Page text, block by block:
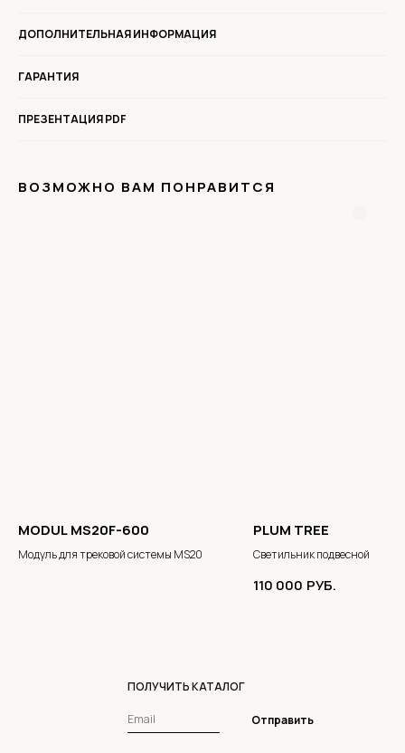
ДОПОЛНИТЕЛЬНАЯ ИНФОРМАЦИЯ
ГАРАНТИЯ
ПРЕЗЕНТАЦИЯ PDF
ВОЗМОЖНО ВАМ ПОНРАВИТСЯ
MODUL MS20F-600
Модуль для трековой системы MS20
PLUM TREE
Светильник подвесной
110 000 РУБ.
ПОЛУЧИТЬ КАТАЛОГ
Отправить